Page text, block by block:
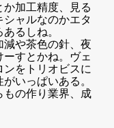
加工精度、見る
ャルなのかエタ
るしね。
減や茶色の針、夜
すとかね。ヴェ
をトリオビスに
いっぱいある。
もの作り業界、成